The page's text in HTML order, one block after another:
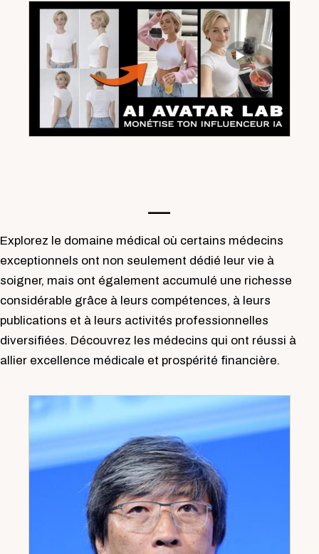
—-
Explorez le domaine médical où certains médecins
exceptionnels ont non seulement dédié leur vie à
soigner, mais ont également accumulé une richesse
considérable grâce à leurs compétences, à leurs
publications et à leurs activités professionnelles
diversifiées. Découvrez les médecins qui ont réussi à
allier excellence médicale et prospérité financière.